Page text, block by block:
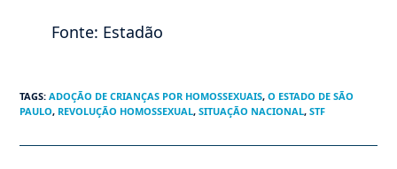
Fonte: Estadão
TAGS:ADOÇÃO DE CRIANÇAS POR HOMOSSEXUAIS, O ESTADO DE SÃO
PAULO, REVOLUÇÃO HOMOSSEXUAL, SITUAÇÃO NACIONAL, STF